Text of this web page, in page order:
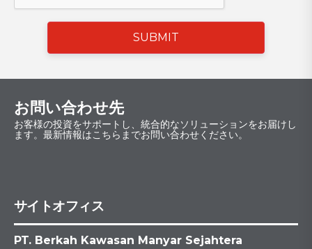
SUBMIT
お問い合わせ先
お客様の投資をサポートし、統合的なソリューションをお届けし
ます。最新情報はこちらまでお問い合わせください。
サイトオフィス
PT. Berkah Kawasan Manyar Sejahtera